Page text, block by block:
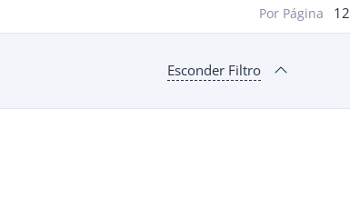
Por Página 12
Esconder Filtro